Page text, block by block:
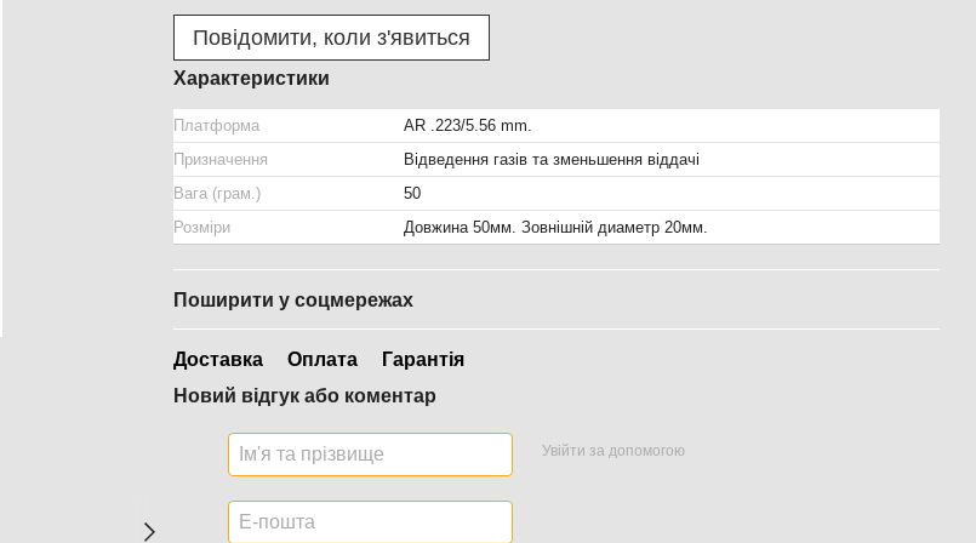
Повідомити, коли з'явиться
Характеристики
Платформа
AR .223/5.56 mm.
Призначення
Відведення газів та зменьшення віддачі
Вага (грам.)
50
Розміри
Довжина 50мм. Зовнішній диаметр 20мм.
Поширити у соцмережах
Доставка Оплата
Гарантія
Новий відгук або коментар
Увійти за допомогою